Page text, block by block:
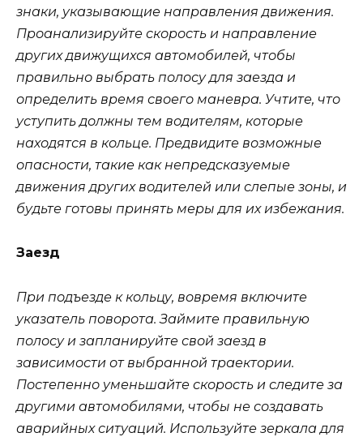
знаки, указывающие направления движения.
Проанализируйте скорость и направление
других движущихся автомобилей, чтобы
правильно выбрать полосу для заезда и
определить время своего маневра. Учтите, что
уступить должны тем водителям, которые
находятся в кольце. Предвидите возможные
опасности, такие как непредсказуемые
движения других водителей или слепые зоны, и
будьте готовы принять меры для их избежания.
Заезд
При подъезде к кольцу, вовремя включите
указатель поворота. Займите правильную
полосу и запланируйте свой заезд в
зависимости от выбранной траектории.
Постепенно уменьшайте скорость и следите за
другими автомобилями, чтобы не создавать
аварийных ситуаций. Используйте зеркала для